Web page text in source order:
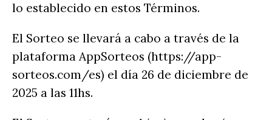
lo establecido en estos Términos.
El Sorteo se llevará a cabo a través de la
plataforma AppSorteos (https://app-
sorteos.com/es) el día 26 de diciembre de
2025 a las 11hs.